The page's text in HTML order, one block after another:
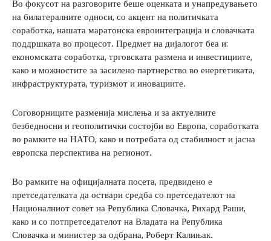
Во фокусот на разговорите беше оценката и унапредувањето
на билатералните односи, со акцент на политичката
соработка, нашата маратонска евроинтеграција и словачката
поддршката во процесот. Предмет на дијалогот беа и:
економската соработка, трговската размена и инвестициите,
како и можностите за засилено партнерство во енергетиката,
инфраструктурата, туризмот и иновациите.
Соговорниците разменија мислења и за актуелните
безбедносни и геополитички состојби во Европа, соработката
во рамките на НАТО, како и потребата од стабилност и јасна
европска перспектива на регионот.
Во рамките на официјалната посета, предвидено е
претседателката да оствари средба со претседателот на
Националниот совет на Република Словачка, Рихард Раши,
како и со потпретседателот на Владата на Република
Словачка и министер за одбрана, Роберт Калињак.